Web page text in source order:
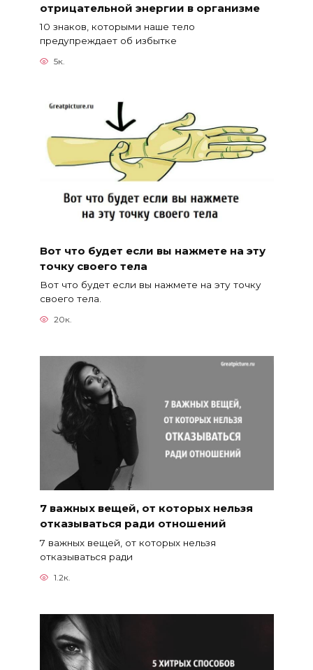
отрицательной энергии в организме
10 знаков, которыми наше тело
предупреждает об избытке
5к.
Вот что будет если вы нажмете на эту
точку своего тела
Вот что будет если вы нажмете на эту точку
своего тела.
20к.
7 важных вещей, от которых нельзя
отказываться ради отношений
7 важных вещей, от которых нельзя
отказываться ради
1.2к.